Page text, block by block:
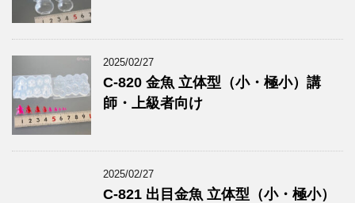
2025/02/27
C-820 金魚 立体型（小・極小）講
師・上級者向け
2025/02/27
C-821 出目金魚 立体型（小・極小）